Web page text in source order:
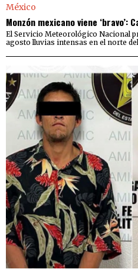
Monzón mexicano viene ‘bravo’:
El Servicio Meteorológico Nacional
agosto lluvias intensas en el norte